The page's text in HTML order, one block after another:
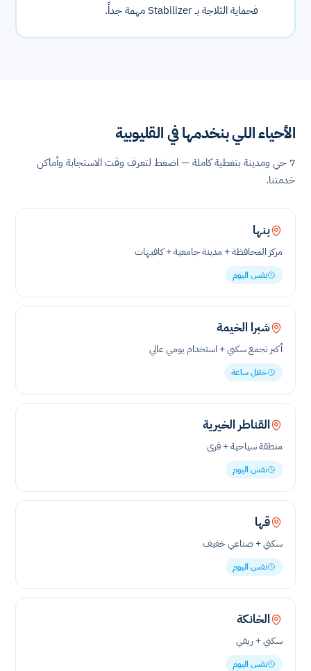
فحماية الثلاجة بـ Stabilizer مهمة جداً.
الأحياء اللي بنخدمها في القليوبية
7 حي ومدينة بتغطية كاملة — اضغط لتعرف وقت الاستجابة وأماكن
خدمتنا.
بنها
مركز المحافظة + مدينة جامعية + كافيهات
نفس اليوم
شبرا الخيمة
أكبر تجمع سكني + استخدام يومي عالي
خلال ساعة
القناطر الخيرية
منطقة سياحية + قرى
نفس اليوم
قها
سكني + صناعي خفيف
نفس اليوم
الخانكة
سكني + ريفي
نفس اليوم